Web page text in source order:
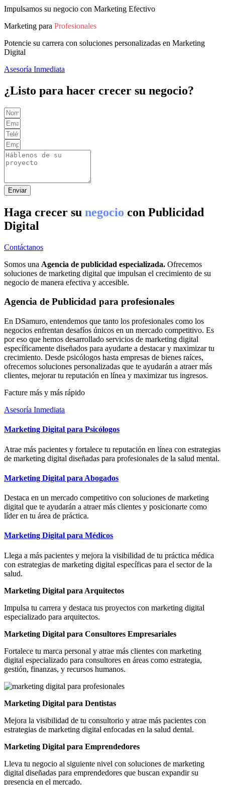
Impulsamos su negocio con Marketing Efectivo
Marketing para Profesionales
Potencie su carrera con soluciones personalizadas en Marketing
Digital
Asesoría Inmediata
¿Listo para hacer crecer su negocio?
Enviar
Haga crecer su negocio con Publicidad
Digital
Contáctanos
Somos una Agencia de publicidad especializada. Ofrecemos
soluciones de marketing digital que impulsan el crecimiento de su
negocio de manera efectiva y accesible.
Agencia de Publicidad para profesionales
En DSamuro, entendemos que tanto los profesionales como los
negocios enfrentan desafíos únicos en un mercado competitivo. Es
por eso que hemos desarrollado servicios de marketing digital
específicamente diseñados para ayudarte a destacar y maximizar tu
crecimiento. Desde psicólogos hasta empresas de bienes raíces,
ofrecemos soluciones personalizadas que te ayudarán a atraer más
clientes, mejorar tu reputación en línea y maximizar tus ingresos.
Facture más y más rápido
Asesoría Inmediata
Marketing Digital para Psicólogos
Atrae más pacientes y fortalece tu reputación en línea con estrategias
de marketing digital diseñadas para profesionales de la salud mental.
Marketing Digital para Abogados
Destaca en un mercado competitivo con soluciones de marketing
digital que te ayudarán a atraer más clientes y posicionarte como
líder en tu área de práctica.
Marketing Digital para Médicos
Llega a más pacientes y mejora la visibilidad de tu práctica médica
con estrategias de marketing digital específicas para el sector de la
salud.
Marketing Digital para Arquitectos
Impulsa tu carrera y destaca tus proyectos con marketing digital
especializado para arquitectos.
Marketing Digital para Consultores Empresariales
Fortalece tu marca personal y atrae más clientes con marketing
digital especializado para consultores en áreas como estrategia,
gestión, finanzas, y recursos humanos.
Marketing Digital para Dentistas
Mejora la visibilidad de tu consultorio y atrae más pacientes con
estrategias de marketing digital enfocadas en la salud dental.
Marketing Digital para Emprendedores
Lleva tu negocio al siguiente nivel con soluciones de marketing
digital diseñadas para emprendedores que buscan expandir su
presencia en el mercado.